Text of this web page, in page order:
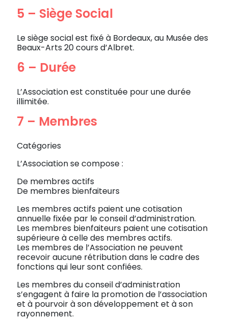
5 – Siège Social
Le siège social est fixé à Bordeaux, au Musée des
Beaux-Arts 20 cours d’Albret.
6 – Durée
L’Association est constituée pour une durée
illimitée.
7 – Membres
Catégories
L’Association se compose :
De membres actifs
De membres bienfaiteurs
Les membres actifs paient une cotisation
annuelle fixée par le conseil d’administration.
Les membres bienfaiteurs paient une cotisation
supérieure à celle des membres actifs.
Les membres de l’Association ne peuvent
recevoir aucune rétribution dans le cadre des
fonctions qui leur sont confiées.
Les membres du conseil d’administration
s’engagent à faire la promotion de l’association
et à pourvoir à son développement et à son
rayonnement.